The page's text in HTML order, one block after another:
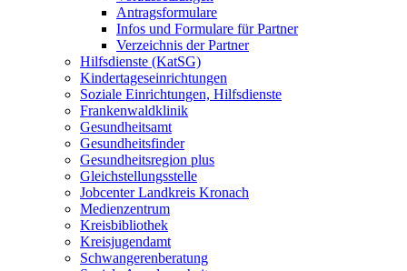
Antragsformulare
Infos und Formulare für Partner
Verzeichnis der Partner
Hilfsdienste (KatSG)
Kindertageseinrichtungen
Soziale Einrichtungen, Hilfsdienste
Frankenwaldklinik
Gesundheitsamt
Gesundheitsfinder
Gesundheitsregion plus
Gleichstellungsstelle
Jobcenter Landkreis Kronach
Medienzentrum
Kreisbibliothek
Kreisjugendamt
Schwangerenberatung